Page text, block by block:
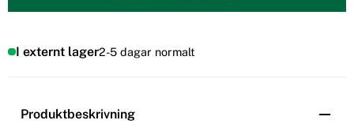
I externt lager2-5 dagar normalt
Produktbeskrivning